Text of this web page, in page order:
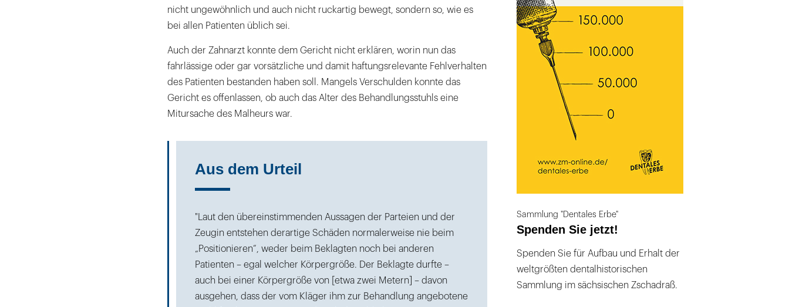
nicht ungewöhnlich und auch nicht ruckartig bewegt, sondern so, wie es
bei allen Patienten üblich sei.
Auch der Zahnarzt konnte dem Gericht nicht erklären, worin nun das
fahrlässige oder gar vorsätzliche und damit haftungsrelevante Fehlverhalten
des Patienten bestanden haben soll. Mangels Verschulden konnte das
Gericht es offenlassen, ob auch das Alter des Behandlungsstuhls eine
Mitursache des Malheurs war.
Aus dem Urteil
"Laut den übereinstimmenden Aussagen der Parteien und der
Zeugin entstehen derartige Schäden normalerweise nie beim
„Positionieren“, weder beim Beklagten noch bei anderen
Patienten – egal welcher Körpergröße. Der Beklagte durfte –
auch bei einer Körpergröße von [etwa zwei Metern] – davon
ausgehen, dass der vom Kläger ihm zur Behandlung angebotene
Sammlung "Dentales Erbe"
Spenden Sie jetzt!
Spenden Sie für Aufbau und Erhalt der
weltgrößten dentalhistorischen
Sammlung im sächsischen Zschadraß.